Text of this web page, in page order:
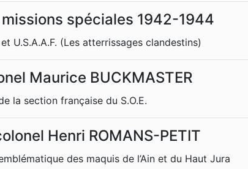
missions spéciales 1942-1944
et U.S.A.A.F. (Les atterrissages clandestins)
Maurice BUCKMASTER
la section française du S.O.E.
Henri ROMANS-PETIT
des maquis de l’Ain et du Haut Jura